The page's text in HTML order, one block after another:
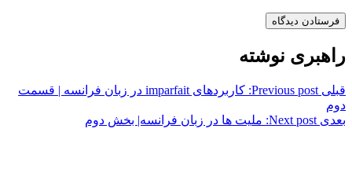
راهبری نوشته
قبلی Previous post:
کاربردهای imparfait در زبان فرانسه | قسمت
دوم
بعدی Next post: ملیت ها در زبان فرانسه| بخش دوم